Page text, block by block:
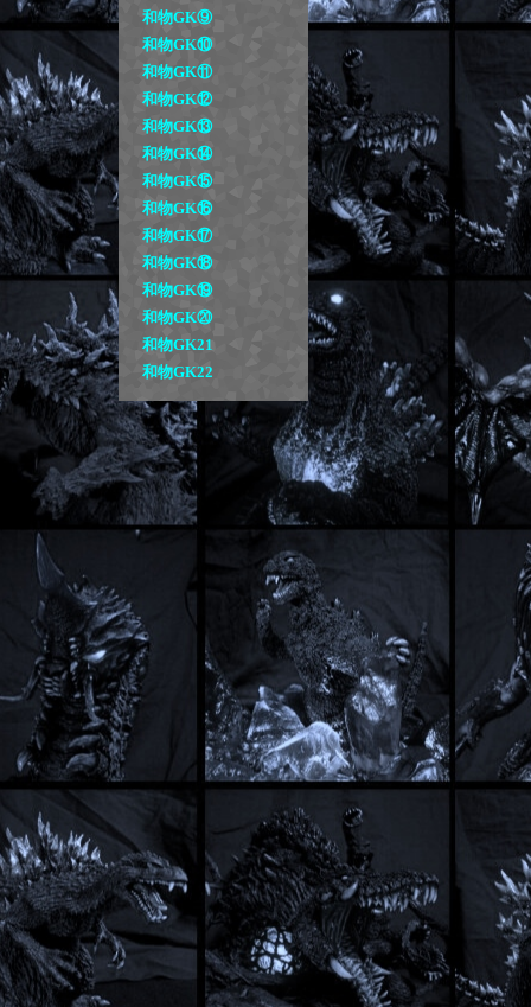
和物GK⑨
和物GK⑩
和物GK⑪
和物GK⑫
和物GK⑬
和物GK⑭
和物GK⑮
和物GK⑯
和物GK⑰
和物GK⑱
和物GK⑲
和物GK⑳
和物GK21
和物GK22